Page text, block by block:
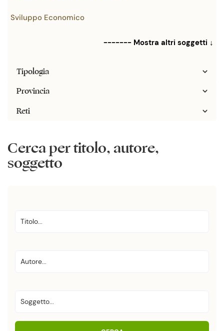
Sviluppo Economico
------- Mostra altri soggetti ↓
Tipologia
Provincia
Reti
Cerca per titolo, autore,
soggetto